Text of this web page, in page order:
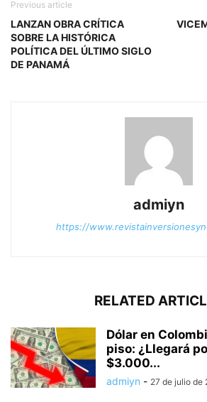
Previous article
LANZAN OBRA CRÍTICA
SOBRE LA HISTÓRICA
POLÍTICA DEL ÚLTIMO SIGLO
DE PANAMÁ
admiyn
https://
RELATED
Dólar en
piso: ¿Llegará
$3.000...
admiyn - 27 de julio de